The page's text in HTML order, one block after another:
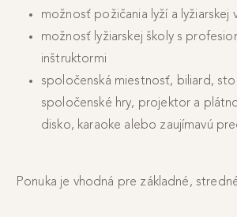
možnosť požičania lyží a lyžiarskej
možnosť lyžiarskej školy s
inštruktormi
spoločenská miestnosť, biliard,
spoločenské hry, projektor a
disko, karaoke alebo zaujímavú
Ponuka je vhodná pre základné,